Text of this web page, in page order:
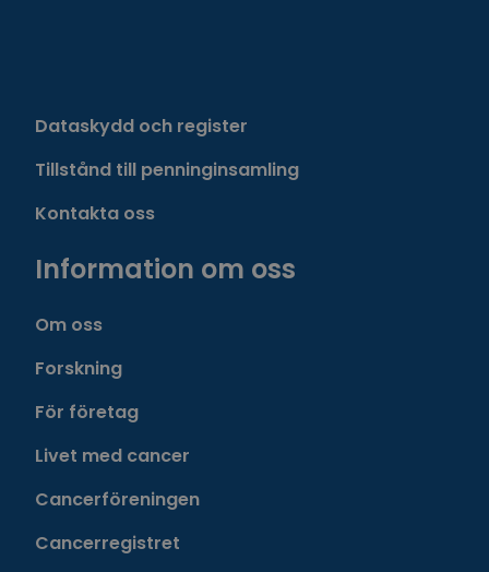
Dataskydd och register
Tillstånd till penninginsamling
Kontakta oss
Information om oss
Om oss
Forskning
För företag
Livet med cancer
Cancerföreningen
Cancerregistret